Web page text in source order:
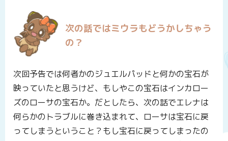
次の話ではミウラもどうかしちゃう
の？
次回予告では何者かのジュエルパッドと何かの宝石が
映っていたと思うけど、もしやこの宝石はインカロー
ズのローサの宝石か。だとしたら、次の話でエレナは
何らかのトラブルに巻き込まれて、ローサは宝石に戻
ってしまうということ？もし宝石に戻ってしまったの